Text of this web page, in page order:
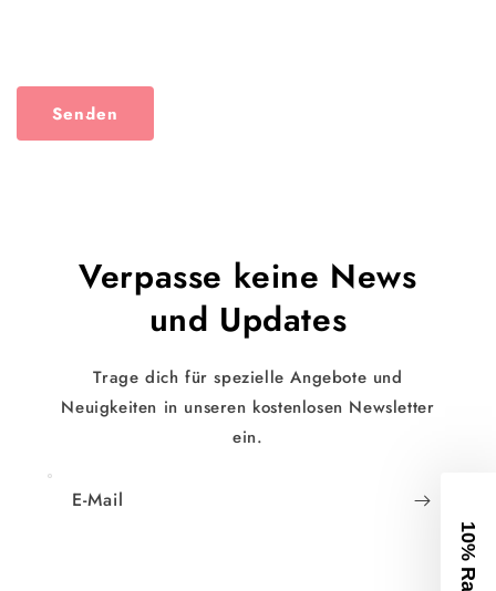
Senden
Verpasse keine News
und Updates
Trage dich für spezielle Angebote und
Neuigkeiten in unseren kostenlosen Newsletter
ein.
E-Mail